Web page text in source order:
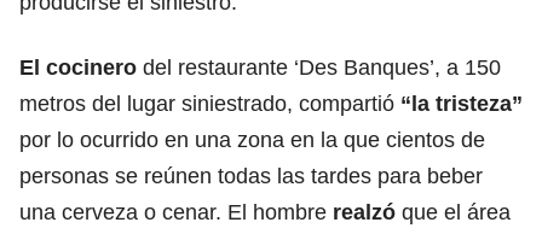
El cocinero del restaurante ‘Des Banques’, a 150
metros del lugar siniestrado, compartió “la tristeza”
por lo ocurrido en una zona en la que cientos de
personas se reúnen todas las tardes para beber
una cerveza o cenar. El hombre realzó que el área